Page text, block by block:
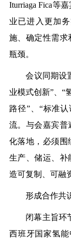
Iturriaga Fica等
业已进入更加
施、确定性需求
瓶颈。
会议同期设置
业模式创新”、“
路径”、“标准
流。与会嘉宾普
化落地，必须围
生产、储运、补
造可复制、可融
形成合作共识
闭幕主旨环节
西班牙国家氢能